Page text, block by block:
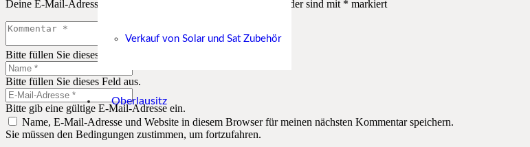
Verkauf von Solar und Sat Zubehör
Oberlausitz
Deine E-Mail-Adresse wird nicht veröffentlicht. Erforderliche Felder sind mit * markiert
Bitte füllen Sie dieses Feld aus.
Bitte füllen Sie dieses Feld aus.
Bitte gib eine gültige E-Mail-Adresse ein.
Name, E-Mail-Adresse und Website in diesem Browser für meinen nächsten Kommentar speichern.
Sie müssen den Bedingungen zustimmen, um fortzufahren.